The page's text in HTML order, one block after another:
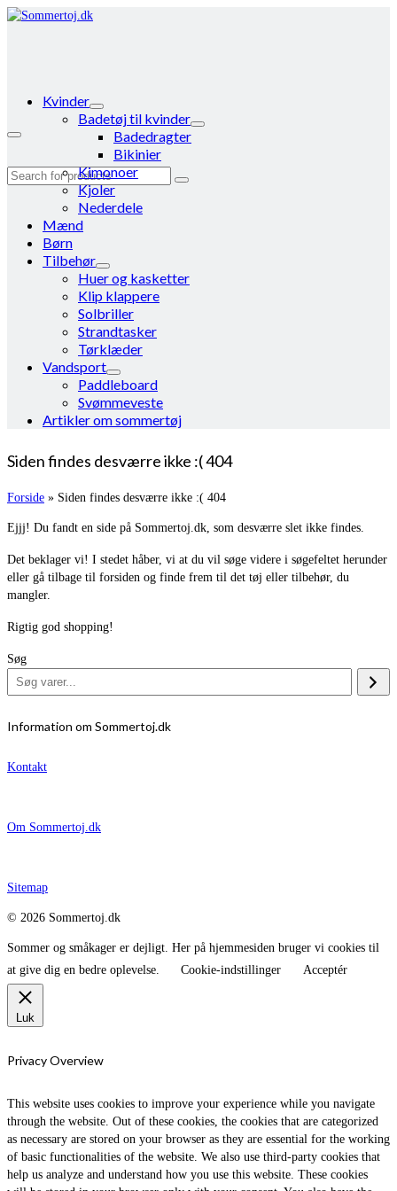
Search
Kvinder
Badetøj til kvinder
Badedragter
Bikinier
Kimonoer
Kjoler
Nederdele
Mænd
Børn
Tilbehør
Huer og kasketter
Klip klappere
Solbriller
Strandtasker
Tørklæder
Vandsport
Paddleboard
Svømmeveste
Artikler om sommertøj
Siden findes desværre ikke :( 404
Forside » Siden findes desværre ikke :( 404
Ejjj! Du fandt en side på Sommertoj.dk, som desværre slet ikke findes.
Det beklager vi! I stedet håber, vi at du vil søge videre i søgefeltet herunder
eller gå tilbage til forsiden og finde frem til det tøj eller tilbehør, du
mangler.
Rigtig god shopping!
Søg
Information om Sommertoj.dk
Kontakt
Om Sommertoj.dk
Sitemap
© 2026 Sommertoj.dk
Sommer og småkager er dejligt. Her på hjemmesiden bruger vi cookies til
at give dig en bedre oplevelse.
Cookie-indstillinger Acceptér
Luk
Privacy Overview
This website uses cookies to improve your experience while you navigate
through the website. Out of these cookies, the cookies that are categorized
as necessary are stored on your browser as they are essential for the working
of basic functionalities of the website. We also use third-party cookies that
help us analyze and understand how you use this website. These cookies